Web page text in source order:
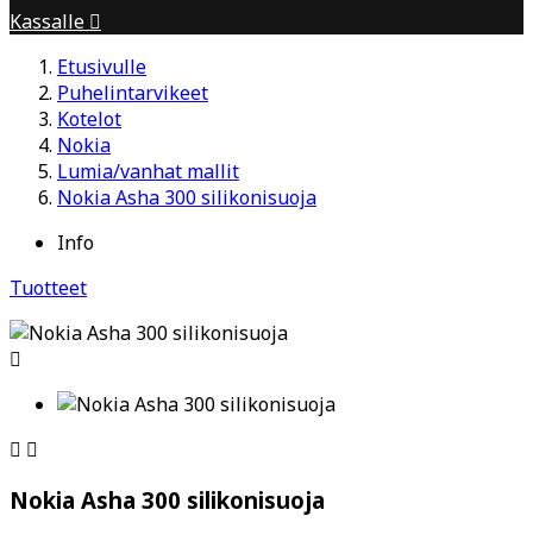
Kassalle 
Etusivulle
Puhelintarvikeet
Kotelot
Nokia
Lumia/vanhat mallit
Nokia Asha 300 silikonisuoja
Info
Tuotteet

 
Nokia Asha 300 silikonisuoja